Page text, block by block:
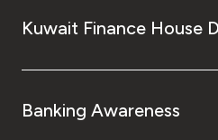
Kuwait Finance House
Banking Awareness